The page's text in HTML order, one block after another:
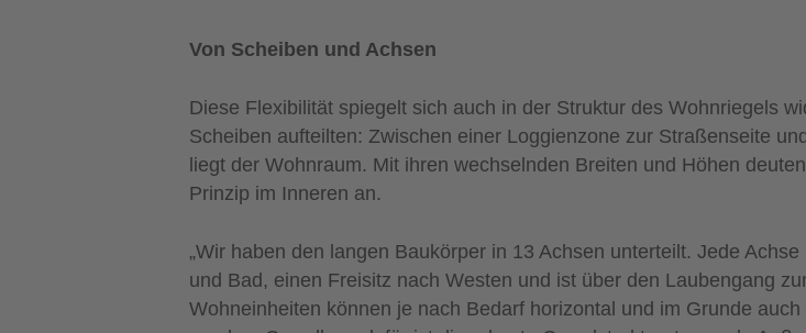
Von Scheiben und Achsen
Diese Flexibilität spiegelt sich auch in der Struktur des Wohnriegels
Scheiben aufteilten: Zwischen einer Loggienzone zur Straßenseite
liegt der Wohnraum. Mit ihren wechselnden Breiten und Höhen
Prinzip im Inneren an.
„Wir haben den langen Baukörper in 13 Achsen unterteilt. Jede
und Bad, einen Freisitz nach Westen und ist über den Laubengang
Wohneinheiten können je nach Bedarf horizontal und im Grunde